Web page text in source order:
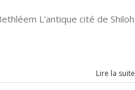
L'antique cité de Shiloh
Lire la suite